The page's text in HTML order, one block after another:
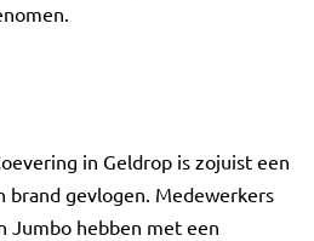
in Geldrop is zojuist een
brand gevlogen. Medewerkers
Jumbo hebben met een